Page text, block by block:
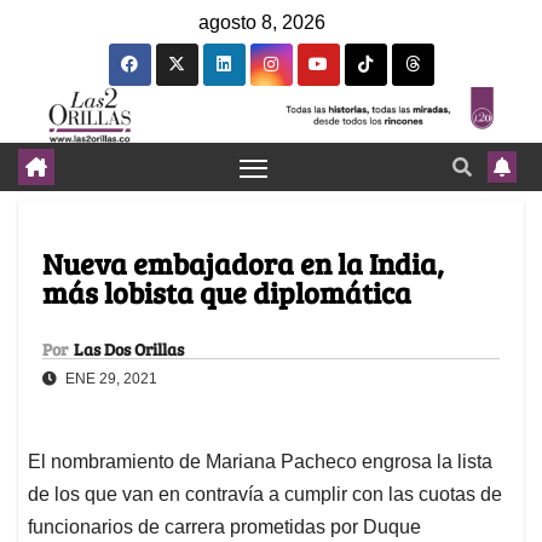
agosto 8, 2026
Nueva embajadora en la India,
más lobista que diplomática
Por Las Dos Orillas
ENE 29, 2021
El nombramiento de Mariana Pacheco engrosa la lista
de los que van en contravía a cumplir con las cuotas de
funcionarios de carrera prometidas por Duque